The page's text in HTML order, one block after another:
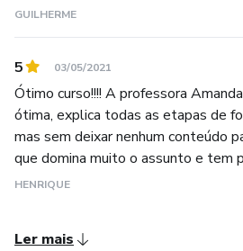
GUILHERME
5 03/05/2021
Ótimo curso!!!! A professora
ótima, explica todas as etapas de
mas sem deixar nenhum conteúdo
que domina muito o assunto e tem
HENRIQUE
Ler mais